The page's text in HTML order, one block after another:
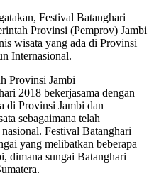
Festival Batanghari
Provinsi (Pemprov) Jambi
wisata yang ada di Provinsi
Internasional.
Provinsi Jambi
2018 bekerjasama dengan
di Provinsi Jambi dan
sebagaimana telah
Festival Batanghari
yang melibatkan beberapa
dimana sungai Batanghari